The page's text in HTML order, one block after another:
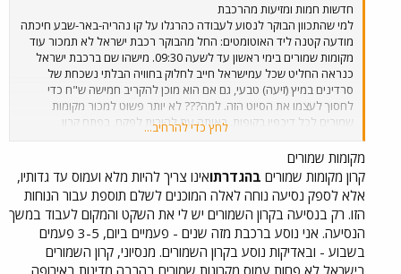
חדשות חמות ומזיעות מהרכבת
למי שהתכוון הבוקר לנסוע לעבודה כהרגלו על קו נהריה-באר-שבע חיכתה
מודעה קטנה ליד האוטומטים: החל מהבוקר רכבת ישראל לא תמכור עוד
מקומות שמורים בימי ראשון עד לשעה 09:30. מישהו שם ברכבת ישראל
כנראה החליט שכל עמישראל חייב לחלוק בחוויה הבלתי נשכחת של
סרדינים במיץ (זיעה) טבעי, גם אם הוא מוכן להקריב חמישה ש"ח כדי
לחסוך לעצמו את הסיוט הזה. למה??? לא יותר פשוט למכור מקומות
שמורים לכל דיכפין בקופות. באותה עת להורות לפקח, בפתח קרון
השמורים, כי ימכור מקומות נוספים (כמידת המושבים הפנויים בקרון - בדיוק
כמו באוטובוס) למי שלאחר שעלה לרכבת, שינה דעתו ומוכן בכל להיפרד
מחמישה ש"ח כדי שלא להימחץ בהמון? כך ינוצלו המושבים בקרון
השמורים ועדיין מי שמוכן לקנות כרטיס שמור ימצא מושב פנוי. הרי הפקחים
ברכבות העמוסות של ימי ראשון בין כה וכה אינם עוברים בקרונות, זה פשוט
בלתי אפשרי לפלס את הדרך בהמון האדם. אני באופן אישי ויתרתי על
הרכבת היום (וכך אעשה לדאבוני בימי ראשון, בעתיד הנראה לעין) חזרתי
למכונית בחניה ותרמתי את חלקי לזיהום האויר ולעומס בכבישים, הכל
באדיבות רכבת ישראל.
לחץ כדי להרחיב...
מקומות שמורים
קרון מקומות שמורים בהגדרתואינו צריך להיות מלא ועמוס עד גדותיו,
אלא לספק נסיעה נוחה לאלה המוכנים לשלם תוספת עבור הנוחות
הזו. רק בנסיעה בקרון השמורים יש לי את השקט והמקום לעבוד במשך
הנסיעה. אני נוסע ברכבת מזה שנים - פעמיים ביום, 3-5 פעמים
בשבוע - ובאדיקות נוסע בקרון השמורים. מנסיוני, קרון השמורים
בישראל לא פחות עמוס מקרונות שמורים בהרבה מדינות באירופה